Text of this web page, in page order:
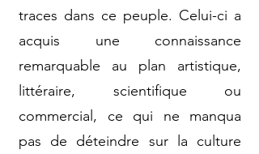
traces dans ce peuple. Celui-ci a
acquis une connaissance
remarquable au plan artistique,
littéraire, scientifique ou
commercial, ce qui ne manqua
pas de déteindre sur la culture